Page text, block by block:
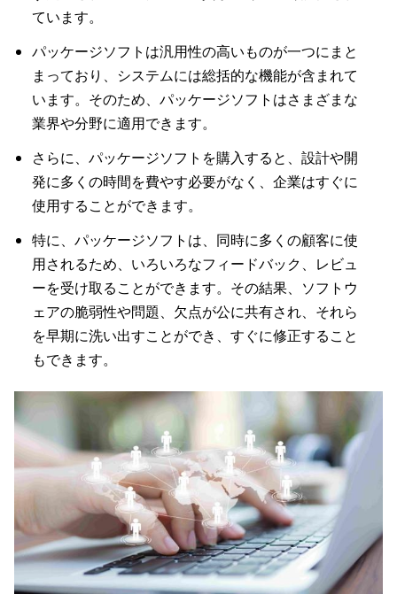
ています。
パッケージソフトは汎用性の高いものが一つにまと
まっており、システムには総括的な機能が含まれて
います。そのため、パッケージソフトはさまざまな
業界や分野に適用できます。
さらに、パッケージソフトを購入すると、設計や開
発に多くの時間を費やす必要がなく、企業はすぐに
使用することができます。
特に、パッケージソフトは、同時に多くの顧客に使
用されるため、いろいろなフィードバック、レビュ
ーを受け取ることができます。その結果、ソフトウ
ェアの脆弱性や問題、欠点が公に共有され、それら
を早期に洗い出すことができ、すぐに修正すること
もできます。